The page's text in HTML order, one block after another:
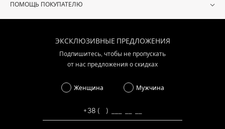
ПОМОЩЬ ПОКУПАТЕЛЮ
ЭКСКЛЮЗИВНЫЕ ПРЕДЛОЖЕНИЯ
Подпишитесь, чтобы не пропускать
от нас предложения о скидках
Женщина Мужчина